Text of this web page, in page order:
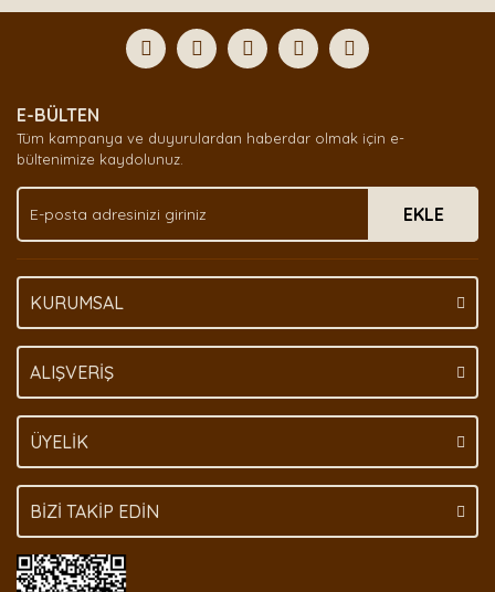
Yorum Yaz
formunu kullanarak tarafımıza iletebilirsiniz.
Görüş ve önerileriniz için teşekkür ederiz.
Ürün açıklamasında eksik bilgiler bulunuyor.
Ürün bilgilerinde hatalar bulunuyor.
Ürün fiyatı diğer sitelerden daha pahalı.
Bu ürüne benzer farklı alternatifler olmalı.
E-BÜLTEN
Tüm kampanya ve duyurulardan haberdar olmak için e-
bültenimize kaydolunuz.
EKLE
KURUMSAL
ALIŞVERİŞ
ÜYELİK
BİZİ TAKİP EDİN